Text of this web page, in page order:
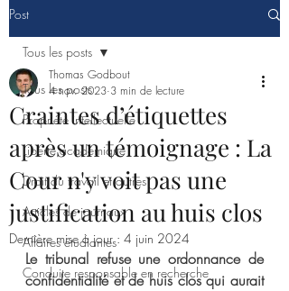
Post
Tous les posts
Propriété intellectuelle
Liberté académique
Droit du travail et autres
Articles de journaux
Affaires étudiantes
Conduite responsable en recherche
Tous les posts
Craintes d’étiquettes
après un témoignage : La
Cour n'y voit pas une
justification au huis clos
Thomas Godbout
4 nov. 2023 3 min de lecture
Dernière mise à jour : 4 juin 2024
Le tribunal refuse une ordonnance de
confidentialité et de huis clos qui aurait